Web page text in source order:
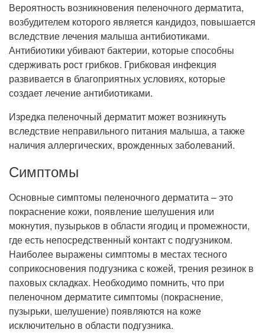
Вероятность возникновения пеленочного дерматита,
возбудителем которого является кандидоз, повышается
вследствие лечения малыша антибиотиками.
Антибиотики убивают бактерии, которые способны
сдерживать рост грибков. Грибковая инфекция
развивается в благоприятных условиях, которые
создает лечение антибиотиками.
Изредка пеленочный дерматит может возникнуть
вследствие неправильного питания малыша, а также
наличия аллергических, врожденных заболеваний.
Симптомы
Основные симптомы пеленочного дерматита – это
покраснение кожи, появление шелушения или
мокнутия, пузырьков в области ягодиц и промежности,
где есть непосредственный контакт с подгузником.
Наиболее выражены симптомы в местах тесного
соприкосновения подгузника с кожей, трения резинок в
паховых складках. Необходимо помнить, что при
пеленочном дерматите симптомы (покраснение,
пузырьки, шелушение) появляются на коже
исключительно в области подгузника.